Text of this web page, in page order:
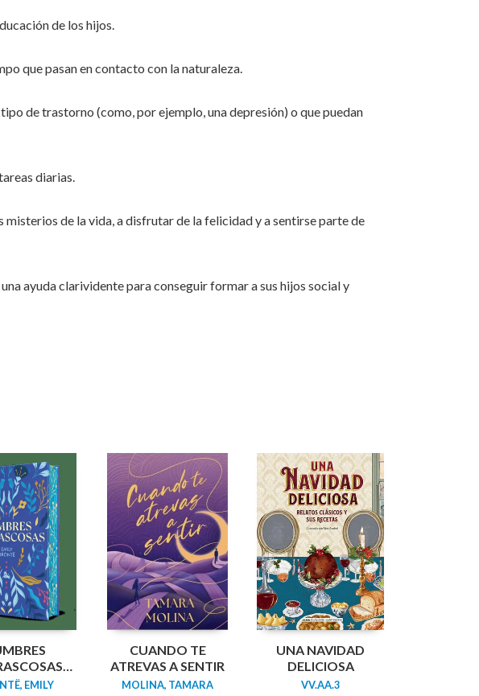
de los hijos.
que pasan en contacto con la naturaleza.
de trastorno (como, por ejemplo, una depresión) o que puedan
diarias.
de la vida, a disfrutar de la felicidad y a sentirse parte de
ayuda clarividente para conseguir formar a sus hijos social y
LIMITADA
EMILY
CUANDO TE
ATREVAS A SENTIR
MOLINA, TAMARA
UNA NAVIDAD
DELICIOSA
VV.AA.3